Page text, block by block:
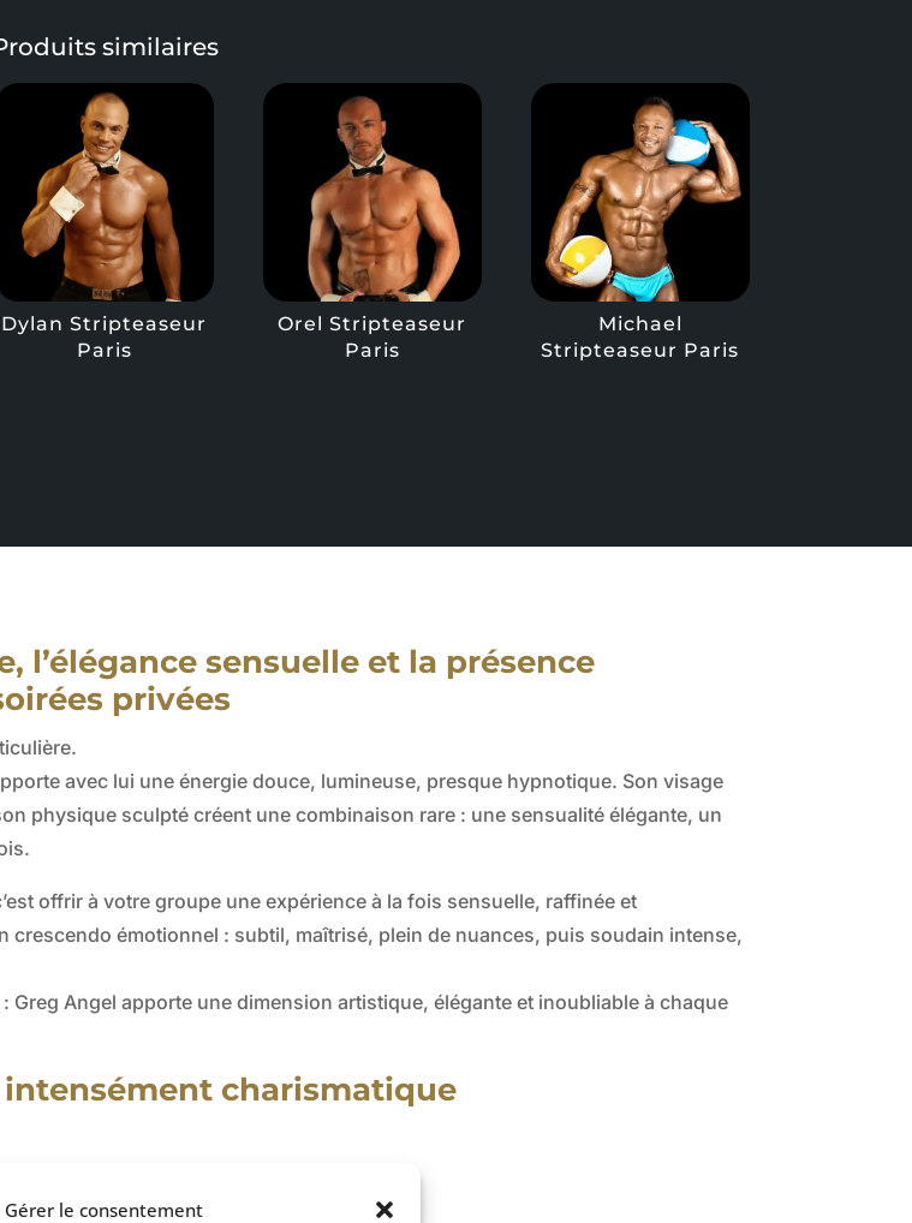
Gérer le consentement
similaires
Dylan Stripteaseur
Paris
Orel Stripteaseur
Paris
Michael
Stripteaseur Paris
l’élégance sensuelle et la présence
privées
avec lui une énergie douce, lumineuse, presque hypnotique. Son visage
physique sculpté créent une combinaison rare : une sensualité élégante, un
offrir à votre groupe une expérience à la fois sensuelle, raffinée et
émotionnel : subtil, maîtrisé, plein de nuances, puis soudain intense,
Angel apporte une dimension artistique, élégante et inoubliable à chaque
charismatique
intérieure.
qui met immédiatement à l’aise.